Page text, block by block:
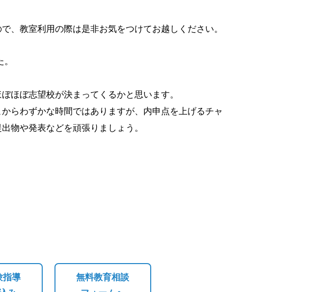
、教室利用の際は是非お気をつけてお越しください。
ほぼ志望校が決まってくるかと思います。
らわずかな時間ではありますが、内申点を上げるチャ
物や発表などを頑張りましょう。
指導
無料教育相談